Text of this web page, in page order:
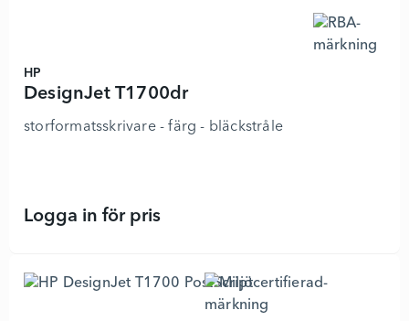
HP
DesignJet T1700dr
storformatsskrivare - färg - bläckstråle
Logga in för prisDesignJet T1700dr - 4410298 -